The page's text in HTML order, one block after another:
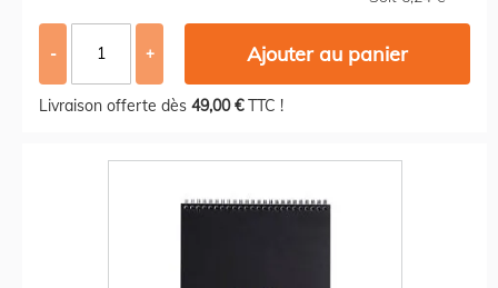
- + Ajouter au panier
Livraison offerte dès 49,00 €TTC !